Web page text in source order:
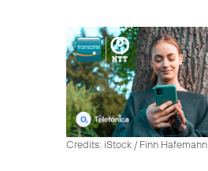
Credits: iStock / Finn Hafemann